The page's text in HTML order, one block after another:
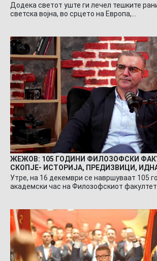
Додека светот уште ги лечел тешките
светска војна, во срцето на Европа,…
ЖЕЖОВ: 105 ГОДИНИ ФИЛОЗОФСКИ
СКОПЈЕ- ИСТОРИЈА, ПРЕДИЗВИЦИ,
Утре, на 16 декември се навршуваат 105
академски час на Филозофскиот